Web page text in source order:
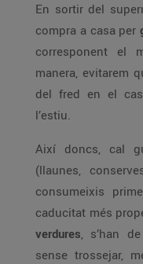
En sortir del
compra a casa per
corresponent el
manera, evitarem
del fred en el
l’estiu.
Així doncs, cal
(llaunes,
consumeixis
caducitat més
verdures, s’han
sense trossejar,